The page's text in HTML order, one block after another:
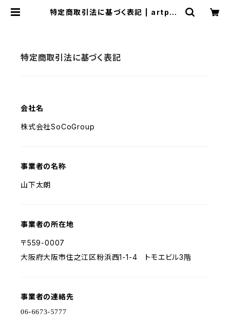
特定商取引法に基づく表記 | artpoo
特定商取引法に基づく表記
会社名
株式会社SoCoGroup
事業者の名称
山下太朗
事業者の所在地
〒559-0007
大阪府大阪市住之江区粉浜西1-1-4 トモエビル3階
事業者の連絡先